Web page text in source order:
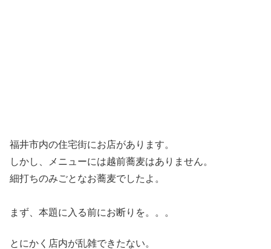
福井市内の住宅街にお店があります。
しかし、メニューには越前蕎麦はありません。
細打ちのみごとなお蕎麦でしたよ。
まず、本題に入る前にお断りを。。。
とにかく店内が乱雑できたない。